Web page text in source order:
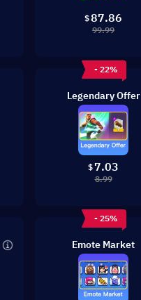
$87.86
99.99
- 22%
Legendary Offer
$ 7.03
8.99
- 25%
Emote Market